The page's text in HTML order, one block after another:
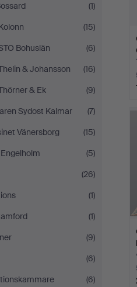
(1)
(15)
Bohuslän
(6)
& Johansson
(16)
& Ek
(9)
Sydost Kalmar
(7)
Vänersborg
(15)
(5)
(26)
(1)
(1)
(9)
(6)
(6)